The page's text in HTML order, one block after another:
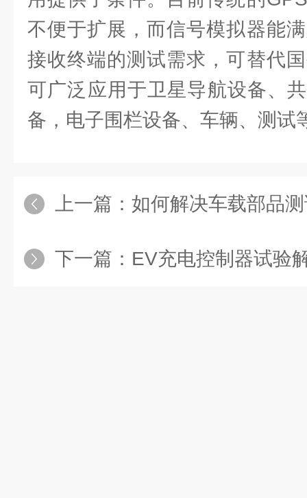
不便于扩展，而信号模拟器能
接收终端的测试需求，可替代
可广泛应用于卫星导航设备、
备，电子围栏设备、车辆、测试
上一篇： 如何解决车载部品测试过
下一篇： EV充电控制器试验